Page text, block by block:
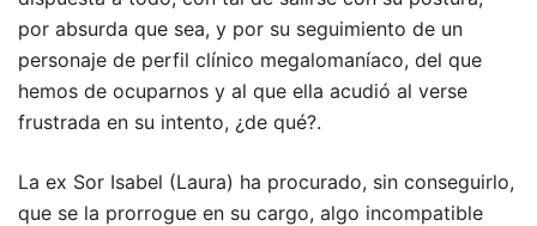
por absurda que sea, y por su seguimiento de un
personaje de perfil clínico megalomaníaco, del que
hemos de ocuparnos y al que ella acudió al verse
frustrada en su intento, ¿de qué?.
La ex Sor Isabel (Laura) ha procurado, sin conseguirlo,
que se la prorrogue en su cargo, algo incompatible